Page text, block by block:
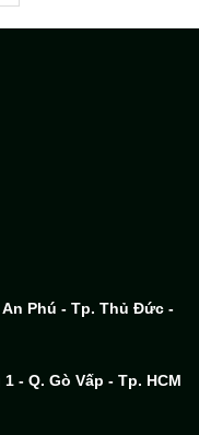
Phú - Tp. Thủ Đức -
- Q. Gò Vấp - Tp. HCM